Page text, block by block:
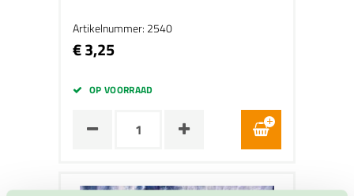
Artikelnummer: 2540
€ 3,25
OP VOORRAAD